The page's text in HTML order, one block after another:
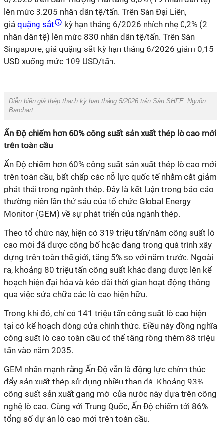
lên mức 3.205 nhân dân tệ/tấn. Trên Sàn Đại Liên,
giá quặng sắt
kỳ hạn tháng 6/2026 nhích nhẹ 0,2% (2
nhân dân tệ) lên mức 830 nhân dân tệ/tấn. Trên Sàn
Singapore, giá quặng sắt kỳ hạn tháng 6/2026 giảm 0,15
USD xuống mức 109 USD/tấn.
Diễn biến giá thép thanh kỳ hạn tháng 5/2026 trên Sàn SHFE. Nguồn:
Barchart
Ấn Độ chiếm hơn 60% công suất sản xuất thép lò cao mới
trên toàn cầu
Ấn Độ chiếm hơn 60% công suất sản xuất thép lò cao mới
trên toàn cầu, bất chấp các nỗ lực quốc tế nhằm cắt giảm
phát thải trong ngành thép. Đây là kết luận trong báo cáo
thường niên lần thứ sáu của tổ chức Global Energy
Monitor (GEM) về sự phát triển của ngành thép.
Theo tổ chức này, hiện có 319 triệu tấn/năm công suất lò
cao mới đã được công bố hoặc đang trong quá trình xây
dựng trên toàn thế giới, tăng 5% so với năm trước. Ngoài
ra, khoảng 80 triệu tấn công suất khác đang được lên kế
hoạch hiện đại hóa và kéo dài thời gian hoạt động thông
qua việc sửa chữa các lò cao hiện hữu.
Trong khi đó, chỉ có 141 triệu tấn công suất lò cao hiện
tại có kế hoạch đóng cửa chính thức. Điều này đồng nghĩa
công suất lò cao toàn cầu có thể tăng ròng thêm 88 triệu
tấn vào năm 2035.
GEM nhấn mạnh rằng Ấn Độ vẫn là động lực chính thúc
đẩy sản xuất thép sử dụng nhiều than đá. Khoảng 93%
công suất sản xuất gang mới của nước này dựa trên công
nghệ lò cao. Cùng với Trung Quốc, Ấn Độ chiếm tới 86%
tổng số dự án lò cao mới trên toàn cầu.